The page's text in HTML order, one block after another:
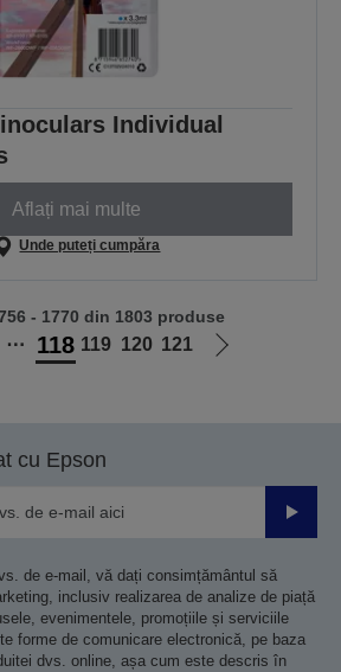
Individual
Aflați mai multe
Unde puteți cumpăra
⋯ 118 119 120 121
Mergi
- 1770 din 1803 produse
cu Epson
de e-mail, vă dați consimțământul să
inclusiv realizarea de analize de piață
evenimentele, promoțiile și serviciile
forme de comunicare electronică, pe baza
dvs. online, așa cum este descris în